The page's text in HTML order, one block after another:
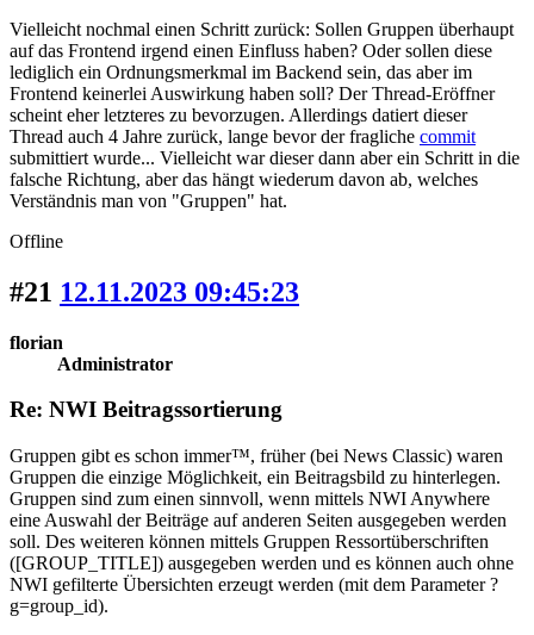
Vielleicht nochmal einen Schritt zurück: Sollen Gruppen überhaupt
auf das Frontend irgend einen Einfluss haben? Oder sollen diese
lediglich ein Ordnungsmerkmal im Backend sein, das aber im
Frontend keinerlei Auswirkung haben soll? Der Thread-Eröffner
scheint eher letzteres zu bevorzugen. Allerdings datiert dieser
Thread auch 4 Jahre zurück, lange bevor der fragliche commit
submittiert wurde... Vielleicht war dieser dann aber ein Schritt in die
falsche Richtung, aber das hängt wiederum davon ab, welches
Verständnis man von "Gruppen" hat.
Offline
#21 12.11.2023 09:45:23
florian
Administrator
Re: NWI Beitragssortierung
Gruppen gibt es schon immer™, früher (bei News Classic) waren
Gruppen die einzige Möglichkeit, ein Beitragsbild zu hinterlegen.
Gruppen sind zum einen sinnvoll, wenn mittels NWI Anywhere
eine Auswahl der Beiträge auf anderen Seiten ausgegeben werden
soll. Des weiteren können mittels Gruppen Ressortüberschriften
([GROUP_TITLE]) ausgegeben werden und es können auch ohne
NWI gefilterte Übersichten erzeugt werden (mit dem Parameter ?
g=group_id).